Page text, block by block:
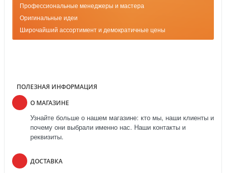
Профессиональные менеджеры и мастера
Оригинальные идеи
Широчайший ассортимент и демократичные цены
ПОЛЕЗНАЯ ИНФОРМАЦИЯ
О МАГАЗИНЕ
Узнайте больше о нашем магазине: кто мы, наши клиенты и
почему они выбрали именно нас. Наши контакты и
реквизиты.
ДОСТАВКА